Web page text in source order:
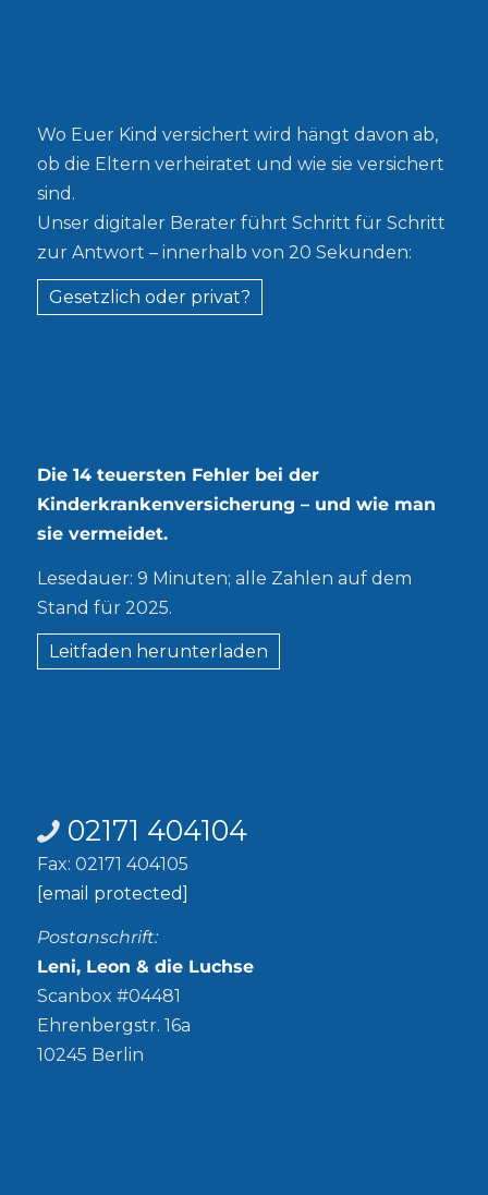
Wo Euer Kind versichert wird hängt davon ab,
ob die Eltern verheiratet und wie sie versichert
sind.
Unser digitaler Berater führt Schritt für Schritt
zur Antwort – innerhalb von 20 Sekunden:
Gesetzlich oder privat?
Die 14 teuersten Fehler bei der
Kinderkrankenversicherung – und wie man
sie vermeidet.
Lesedauer: 9 Minuten; alle Zahlen auf dem
Stand für 2025.
Leitfaden herunterladen
02171 404104
Fax: 02171 404105
[email protected]
Postanschrift:
Leni, Leon & die Luchse
Scanbox #04481
Ehrenbergstr. 16a
10245 Berlin